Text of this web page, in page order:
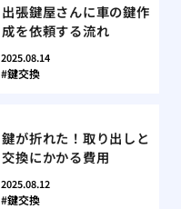
出張鍵屋さんに車の鍵作
成を依頼する流れ
2025.08.14
鍵交換
鍵が折れた！取り出しと
交換にかかる費用
2025.08.12
鍵交換